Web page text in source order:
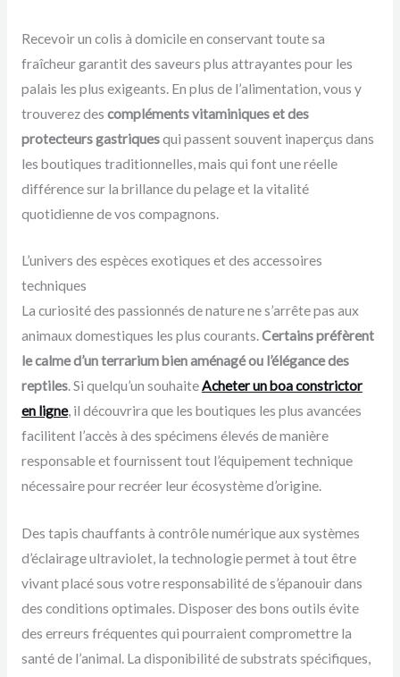
Recevoir un colis à domicile en conservant toute sa
fraîcheur garantit des saveurs plus attrayantes pour les
palais les plus exigeants. En plus de l’alimentation, vous y
trouverez des compléments vitaminiques et des
protecteurs gastriquesqui passent souvent inaperçus dans
les boutiques traditionnelles, mais qui font une réelle
différence sur la brillance du pelage et la vitalité
quotidienne de vos compagnons.
L’univers des espèces exotiques et des accessoires
techniques
La curiosité des passionnés de nature ne s’arrête pas aux
animaux domestiques les plus courants.Certains préfèrent
le calme d’un terrarium bien aménagé ou l’élégance des
reptiles. Si quelqu’un souhaiteAcheter un boa constrictor
en ligne, il découvrira que les boutiques les plus avancées
facilitent l’accès à des spécimens élevés de manière
responsable et fournissent tout l’équipement technique
nécessaire pour recréer leur écosystème d’origine.
Des tapis chauffants à contrôle numérique aux systèmes
d’éclairage ultraviolet, la technologie permet à tout être
vivant placé sous votre responsabilité de s’épanouir dans
des conditions optimales. Disposer des bons outils évite
des erreurs fréquentes qui pourraient compromettre la
santé de l’animal. La disponibilité de substrats spécifiques,